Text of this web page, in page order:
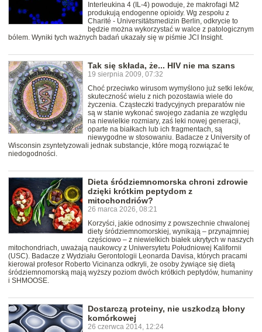
Interleukina 4 (IL-4) powoduje, że makrofagi M2
produkują endogenne opioidy. Wg zespołu z
Charité - Universitätsmedizin Berlin, odkrycie to
będzie można wykorzystać w walce z patologicznym
bólem. Wyniki tych ważnych badań ukazały się w piśmie JCI Insight.
Tak się składa, że... HIV nie ma szans
19 sierpnia 2009, 07:32
Choć przeciwko wirusom wymyślono już setki leków,
skuteczność wielu z nich pozostawia wiele do
życzenia. Cząsteczki tradycyjnych preparatów nie
są w stanie wykonać swojego zadania ze względu
na niewielkie rozmiary, zaś leki nowej generacji,
oparte na białkach lub ich fragmentach, są
niewygodne w stosowaniu. Badacze z University of
Wisconsin zsyntetyzowali jednak substancje, które mogą rozwiązać te
niedogodności.
Dieta śródziemnomorska chroni zdrowie
dzięki krótkim peptydom z
mitochondriów?
26 marca 2026, 08:21
Korzyści, jakie odnosimy z powszechnie chwalonej
diety śródziemnomorskiej, wynikają – przynajmniej
częściowo – z niewielkich białek ukrytych w naszych
mitochondriach, uważają naukowcy z Uniwersytetu Południowej Kalifornii
(USC). Badacze z Wydziału Gerontologii Leonarda Davisa, których pracami
kierował profesor Roberto Vicinanza odkryli, że osoby żywiące się dietą
śródziemnomorską mają wyższy poziom dwóch krótkich peptydów, humaniny
i SHMOOSE.
Dostarczą proteiny, nie uszkodzą błony
komórkowej
26 czerwca 2014, 12:24